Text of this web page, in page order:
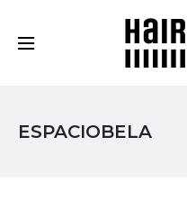
ESPACIOBELA